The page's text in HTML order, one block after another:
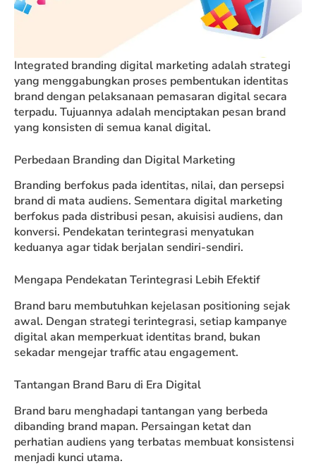
Integrated branding digital marketing adalah strategi
yang menggabungkan proses pembentukan identitas
brand dengan pelaksanaan pemasaran digital secara
terpadu. Tujuannya adalah menciptakan pesan brand
yang konsisten di semua kanal digital.
Perbedaan Branding dan Digital Marketing
Branding berfokus pada identitas, nilai, dan persepsi
brand di mata audiens. Sementara digital marketing
berfokus pada distribusi pesan, akuisisi audiens, dan
konversi. Pendekatan terintegrasi menyatukan
keduanya agar tidak berjalan sendiri-sendiri.
Mengapa Pendekatan Terintegrasi Lebih Efektif
Brand baru membutuhkan kejelasan positioning sejak
awal. Dengan strategi terintegrasi, setiap kampanye
digital akan memperkuat identitas brand, bukan
sekadar mengejar traffic atau engagement.
Tantangan Brand Baru di Era Digital
Brand baru menghadapi tantangan yang berbeda
dibanding brand mapan. Persaingan ketat dan
perhatian audiens yang terbatas membuat konsistensi
menjadi kunci utama.